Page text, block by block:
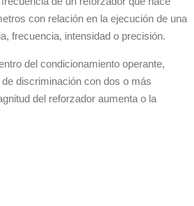
con relación en la ejecución de una
frecuencia, intensidad o precisión.
del condicionamiento operante,
discriminación con dos o más
del reforzador aumenta o la